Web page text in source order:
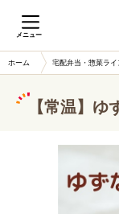
メニュー
ホーム 宅配弁当・惣菜ライ
【常温】ゆ